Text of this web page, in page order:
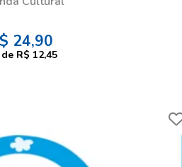
24,90
de R$ 12,45